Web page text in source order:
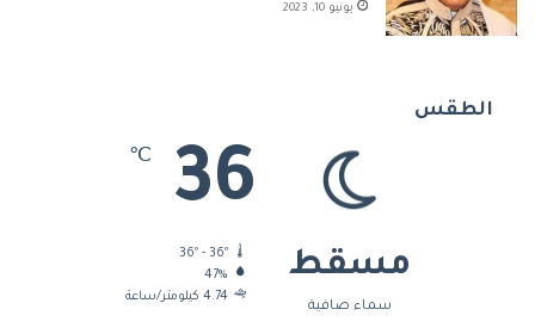
يونيو 10, 2023
الطقس
مسقط
سماء صافية
36
℃
36º - 36º
47%
4.74 كيلومتر/ساعة